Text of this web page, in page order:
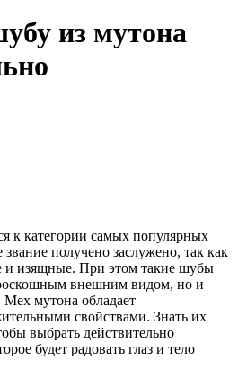
из мутона
к категории самых популярных
получено заслужено, так как
и изящные. При этом такие шубы
внешним видом, но и
мутона обладает
свойствами. Знать их
выбрать действительно
будет радовать глаз и тело